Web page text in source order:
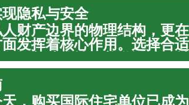
隐私与安全
财产边界的物理结构，更
发挥着核心作用。选择合
括其功能性、美学设计、
心规划和安装的围栏能够
，购买国际住宅单位已成